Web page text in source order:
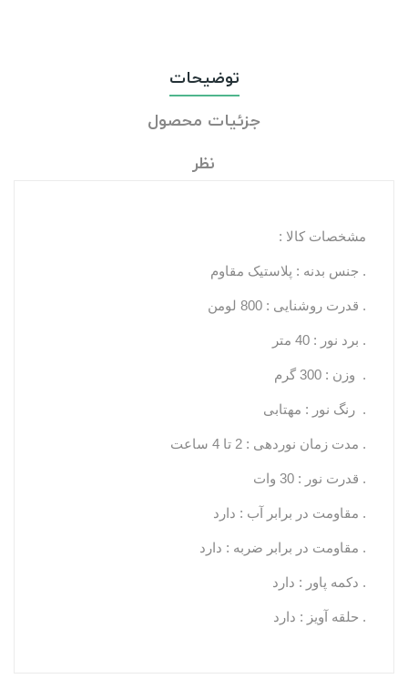
توضیحات
جزئیات محصول
نظر
مشخصات کالا :
. جنس بدنه : پلاستیک مقاوم
. قدرت روشنایی : 800 لومن
. برد نور : 40 متر
. وزن : 300 گرم
. رنگ نور : مهتابی
. مدت زمان نوردهی : 2 تا 4 ساعت
. قدرت نور : 30 وات
. مقاومت در برابر آب : دارد
. مقاومت در برابر ضربه : دارد
. دکمه پاور : دارد
. حلقه آویز : دارد